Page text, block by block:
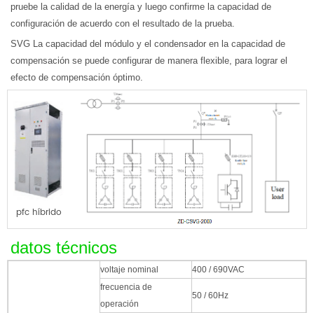
pruebe la calidad de la energía y luego confirme la capacidad de
configuración de acuerdo con el resultado de la prueba.
SVG La capacidad del módulo y el condensador en la capacidad de
compensación se puede configurar de manera flexible, para lograr el
efecto de compensación óptimo.
pfc híbrido
datos técnicos
voltaje nominal
400 / 690VAC
frecuencia de
operación
50 / 60Hz